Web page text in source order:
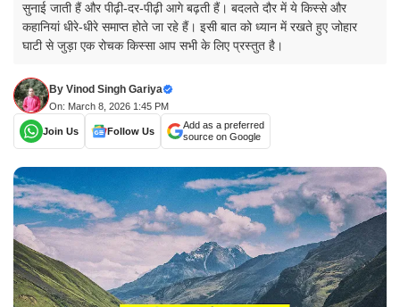
सुनाई जाती हैं और पीढ़ी-दर-पीढ़ी आगे बढ़ती हैं। बदलते दौर में ये किस्से और
कहानियां धीरे-धीरे समाप्त होते जा रहे हैं। इसी बात को ध्यान में रखते हुए जोहार
घाटी से जुड़ा एक रोचक किस्सा आप सभी के लिए प्रस्तुत है।
By Vinod Singh Gariya
On: March 8, 2026 1:45 PM
Join Us Follow Us
Add as a preferred
source on Google